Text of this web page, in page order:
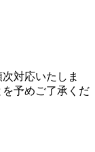
対応いたしま
予めご了承くだ